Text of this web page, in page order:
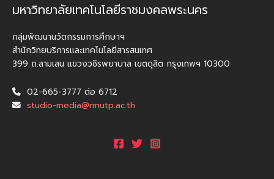
มหาวิทยาลัยเทคโนโลยีราชมงคลพระนคร
กลุ่มพัฒนานวัตกรรมการศึกษาฯ
สำนักวิทยบริการและเทคโนโลยีสารสนเทศ
399 ถ.สามเสน แขวงวชิรพยาบาล เขตดุสิต กรุงเทพฯ 10300
02-665-3777 ต่อ 6712
studio-media@rmutp.ac.th